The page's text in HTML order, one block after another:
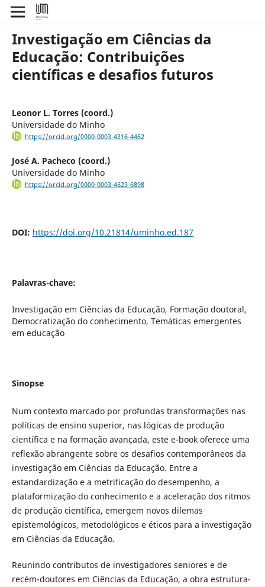
Investigação em Ciências da
Educação: Contribuições
científicas e desafios futuros
Leonor L. Torres (coord.)
Universidade do Minho
https://orcid.org/0000-0003-4316-4462
José A. Pacheco (coord.)
Universidade do Minho
https://orcid.org/0000-0003-4623-6898
DOI: https://doi.org/10.21814/uminho.ed.187
Palavras-chave:
Investigação em Ciências da Educação, Formação doutoral,
Democratização do conhecimento, Temáticas emergentes
em educação
Sinopse
Num contexto marcado por profundas transformações nas
políticas de ensino superior, nas lógicas de produção
científica e na formação avançada, este e-book oferece uma
reflexão abrangente sobre os desafios contemporâneos da
investigação em Ciências da Educação. Entre a
estandardização e a metrificação do desempenho, a
plataformização do conhecimento e a aceleração dos ritmos
de produção científica, emergem novos dilemas
epistemológicos, metodológicos e éticos para a investigação
em Ciências da Educação.
Reunindo contributos de investigadores seniores e de
recém-doutores em Ciências da Educação, a obra estrutura-